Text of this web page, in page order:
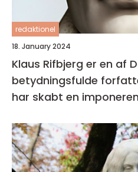
redaktionel
18. January 2024
Klaus Rifbjerg er en af
betydningsfulde
har skabt en